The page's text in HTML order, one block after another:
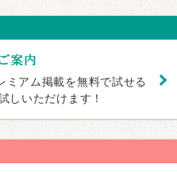
ミアム掲載を無料で試せる
しいただけます！